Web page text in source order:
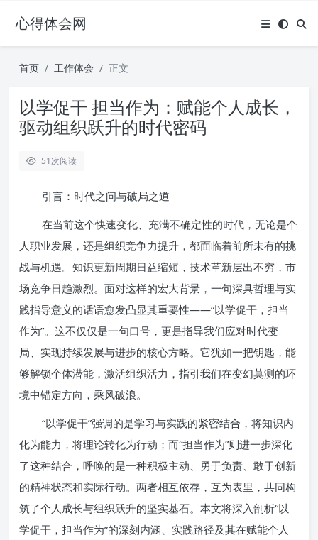
心得体会网
首页 工作体会 正文
以学促干 担当作为：赋能个人成长，
驱动组织跃升的时代密码
51次阅读
引言：时代之问与破局之道
在当前这个快速变化、充满不确定性的时代，无论是个
人职业发展，还是组织竞争力提升，都面临着前所未有的挑
战与机遇。知识更新周期日益缩短，技术革新层出不穷，市
场竞争日趋激烈。面对这样的宏大背景，一句深具哲理与实
践指导意义的话语愈发凸显其重要性——“以学促干，担当
作为”。这不仅仅是一句口号，更是指导我们应对时代变
局、实现持续发展与进步的核心方略。它犹如一把钥匙，能
够解锁个体潜能，激活组织活力，指引我们在变幻莫测的环
境中锚定方向，乘风破浪。
“以学促干”强调的是学习与实践的紧密结合，将知识内
化为能力，将理论转化为行动；而“担当作为”则进一步深化
了这种结合，呼唤的是一种积极主动、勇于负责、敢于创新
的精神状态和实际行动。两者相互依存，互为表里，共同构
筑了个人成长与组织跃升的坚实基石。本文将深入剖析“以
学促干，担当作为”的深刻内涵、实践路径及其在赋能个人